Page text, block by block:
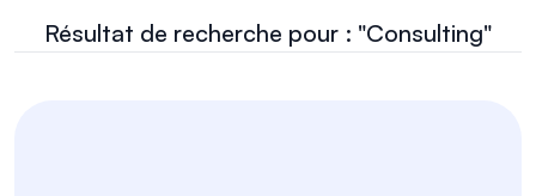
Résultat de recherche pour : "Consulting"